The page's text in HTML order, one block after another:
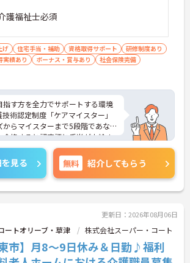
護福祉士必須
げ 住宅手当・補助 資格取得サポート
研修制度あり
実績あり
ボーナス・賞与あり
社会保険完備
す方を全力でサポートする環境
術認定制度「ケアマイスター」
からマイスターまで5段階であな
合格すると認定証と手当が支給さ
がりを大切にするため「サンク
敵な制度を導入しています。ス
ら、部署や施設を超えた仲間に
バッジを送り合う仕組みで、毎月
謝を伝え合い、認め合えるため、
もあたたかい雰囲気の職場です。
うしたら良くなるかも！」という
アを大切にしており、入社1日
つでも提案できる「フジキャタ提
見る 無料 紹介してもらう
更新日：2026年08月06日
ートオリーブ・草津 株式会社スーパー・コート
東市】月8～9日休み＆日勤♪福利